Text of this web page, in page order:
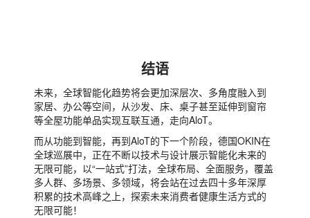
结语
未来，全球智能化趋势将会更加深层次、多角度融入到
家居、办公等空间，从沙发、床、桌子甚至延伸到窗帘
等全屋功能单品实现互联互通，走向AloT。
而从功能到智能，再到AloT的下一个阶段，德国OKIN在
全球巡展中，正在不断以技术与设计展示智能化未来的
无限可能，以“一站式”打法，全球布局、全面服务，覆盖
多人群、多场景、多领域，将会站在过去四十多年深厚
积累的技术高峰之上，探索未来消费者健康生活方式的
无限可能！